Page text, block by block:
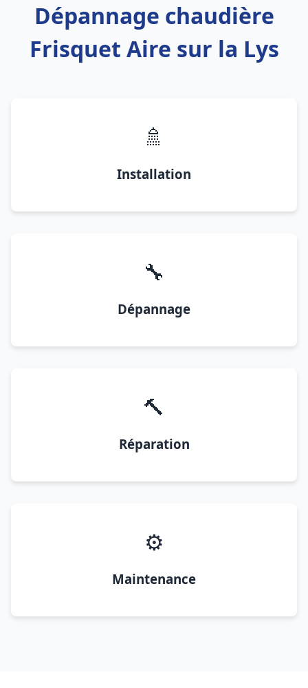
Dépannage chaudière
Frisquet Aire sur la Lys
🚿
Installation
🔧
Dépannage
🔨
Réparation
⚙️
Maintenance